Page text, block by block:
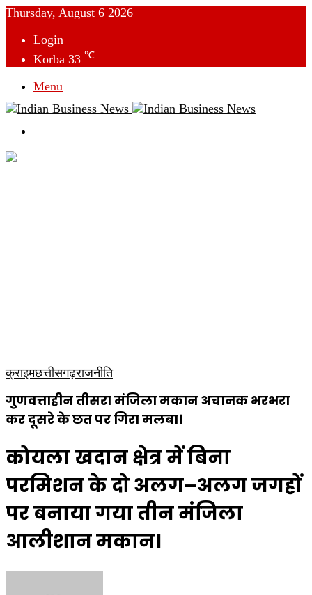
Thursday, August 6 2026
Login
Korba 33 ℃
Menu
क्राइमछत्तीसगढ़राजनीति
गुणवत्ताहीन तीसरा मंजिला मकान अचानक भरभरा
कर दूसरे के छत पर गिरा मलबा।
कोयला खदान क्षेत्र में बिना
परमिशन के दो अलग–अलग जगहों
पर बनाया गया तीन मंजिला
आलीशान मकान।